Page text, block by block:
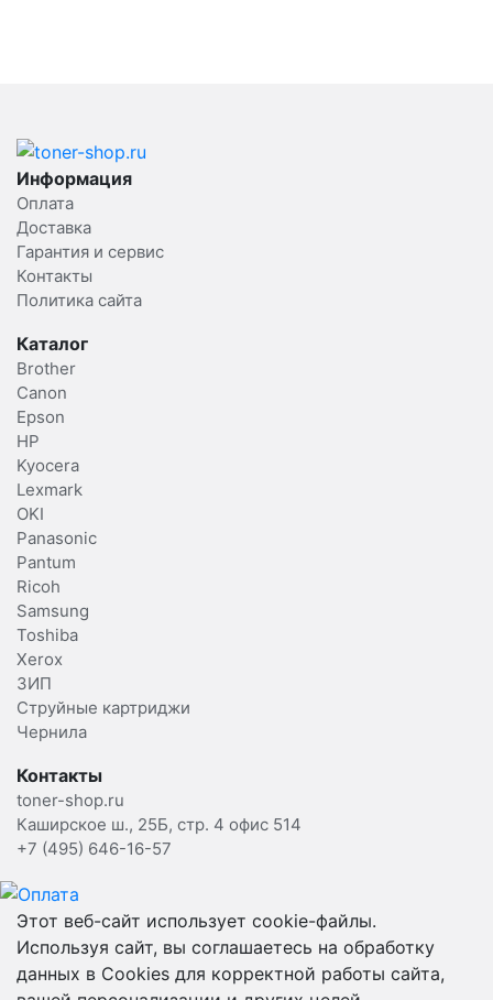
Информация
Оплата
Доставка
Гарантия и сервис
Контакты
Политика сайта
Каталог
Brother
Canon
Epson
HP
Kyocera
Lexmark
OKI
Panasonic
Pantum
Ricoh
Samsung
Toshiba
Xerox
ЗИП
Струйные картриджи
Чернила
Контакты
toner-shop.ru
Каширское ш., 25Б, стр. 4 офис 514
+7 (495) 646-16-57
Этот веб-сайт использует cookie-файлы.
Используя сайт, вы соглашаетесь на обработку
данных в Cookies для корректной работы сайта,